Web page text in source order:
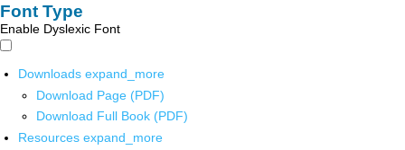
Font Type
Enable Dyslexic Font
Downloads expand_more
Download Page (PDF)
Download Full Book (PDF)
Resources expand_more